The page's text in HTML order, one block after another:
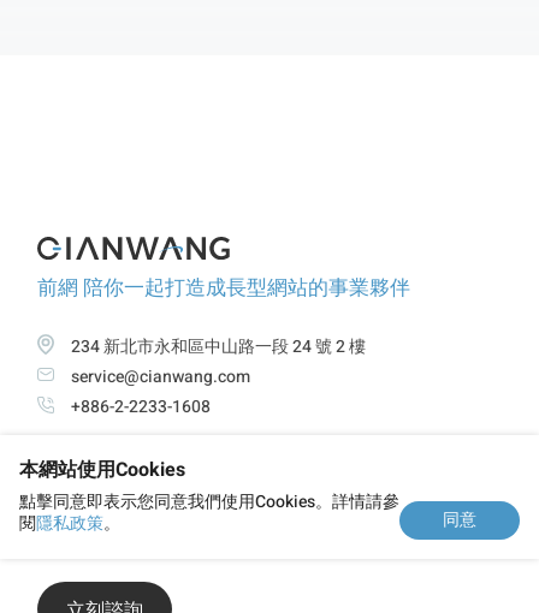
前網 陪你一起打造成長型網站的事業夥伴
234 新北市永和區中山路一段 24 號 2 樓
service@cianwang.com
+886-2-2233-1608
關於前網 服務項目
隱私政策
本網站使用Cookies
點擊同意即表示您同意我們使用Cookies。詳情請參
閱隱私政策。 同意